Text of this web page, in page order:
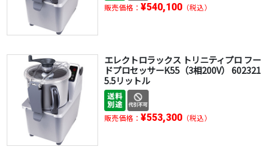
販売価格： ¥540,100（税込）
エレクトロラックス トリニティプロ フー
ドプロセッサーK55（3相200V） 602321
5.5リットル
販売価格： ¥553,300（税込）